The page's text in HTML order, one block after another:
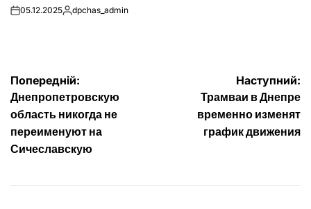
on05.12.2025Опубліковано
dpchas_admin
Навігація
записів
Попередній:
Днепропетровскую
область никогда не
переименуют на
Сичеславскую
Наступний:
Трамваи в Днепре
временно изменят
график движения